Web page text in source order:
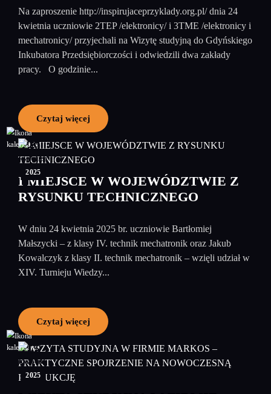
Na zaproszenie http://inspirujaceprzyklady.org.pl/ dnia 24
kwietnia uczniowie 2TEP /elektronicy/ i 3TME /elektronicy i
mechatronicy/ przyjechali na Wizytę studyjną do Gdyńskiego
Inkubatora Przedsiębiorczości i odwiedzili dwa zakłady
pracy. O godzinie...
Czytaj więcej
29
kwiecień
2025
I MIEJSCE W WOJEWÓDZTWIE Z
RYSUNKU TECHNICZNEGO
W dniu 24 kwietnia 2025 br. uczniowie Bartłomiej
Małszycki – z klasy IV. technik mechatronik oraz Jakub
Kowalczyk z klasy II. technik mechatronik – wzięli udział w
XIV. Turnieju Wiedzy...
Czytaj więcej
15
kwiecień
2025